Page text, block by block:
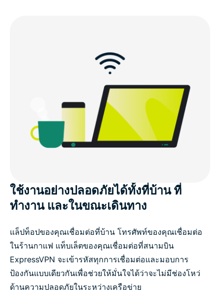
คำถามที่คนอื่น ๆ ถามเกี่ยวกับ VPN สำหรับอุปกรณ์
ลองใช้ ExpressVPN สำหรับอุปกรณ์หลายเครื่องได้อย่าง
ไม่มีความเสี่ยง
ใช้งานอย่างปลอดภัยได้ทั้งที่บ้าน ที่
ทำงาน และในขณะเดินทาง
แล็ปท็อปของคุณเชื่อมต่อที่บ้าน โทรศัพท์ของคุณเชื่อมต่อ
ในร้านกาแฟ แท็บเล็ตของคุณเชื่อมต่อที่สนามบิน
ExpressVPN จะเข้ารหัสทุกการเชื่อมต่อและมอบการ
ป้องกันแบบเดียวกันเพื่อช่วยให้มั่นใจได้ว่าจะไม่มีช่องโหว่
ด้านความปลอดภัยในระหว่างเครือข่าย